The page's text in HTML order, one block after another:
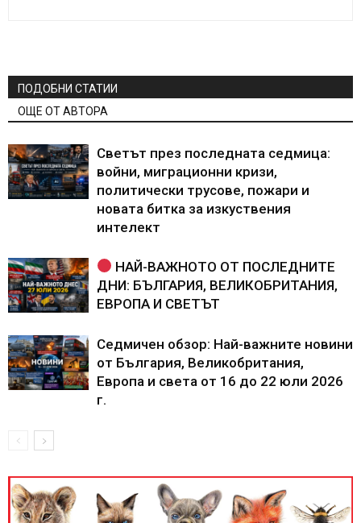
ПОДОБНИ СТАТИИ
ОЩЕ ОТ АВТОРА
Светът през последната седмица:
войни, миграционни кризи,
политически трусове, пожари и
новата битка за изкуствения
интелект
НАЙ-ВАЖНОТО ОТ ПОСЛЕДНИТЕ
ДНИ: БЪЛГАРИЯ, ВЕЛИКОБРИТАНИЯ,
ЕВРОПА И СВЕТЪТ
Седмичен обзор: Най-важните новини
от България, Великобритания,
Европа и света от 16 до 22 юли 2026
г.